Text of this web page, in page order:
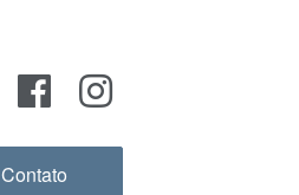
Contato